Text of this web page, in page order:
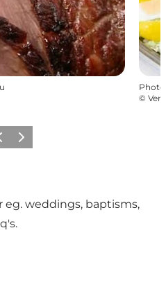
Photo
©
Suivant
eg. weddings, baptisms,